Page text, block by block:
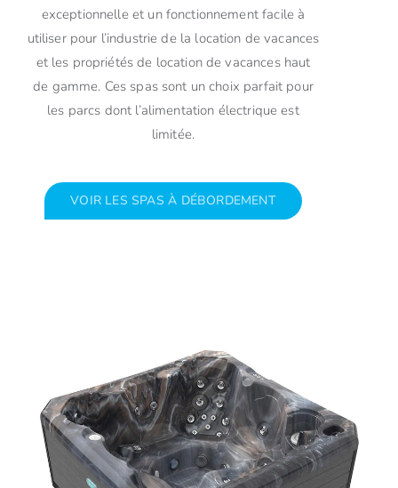
exceptionnelle et un fonctionnement facile à
utiliser pour l’industrie de la location de vacances
et les propriétés de location de vacances haut
de gamme. Ces spas sont un choix parfait pour
les parcs dont l’alimentation électrique est
limitée.
VOIR LES SPAS À DÉBORDEMENT